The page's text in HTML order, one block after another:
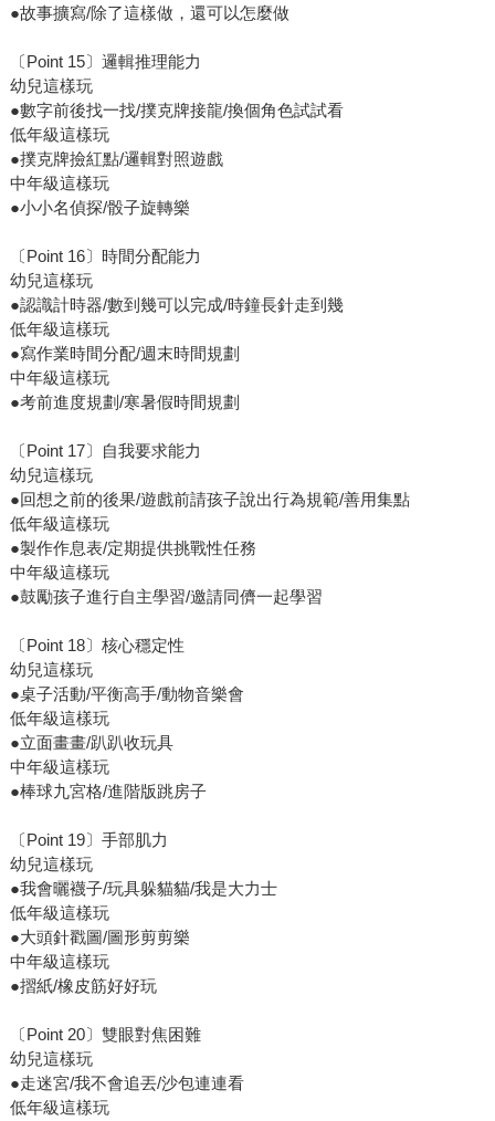
●故事擴寫/除了這樣做，還可以怎麼做
〔Point 15〕邏輯推理能力
幼兒這樣玩
●數字前後找一找/撲克牌接龍/換個角色試試看
低年級這樣玩
●撲克牌撿紅點/邏輯對照遊戲
中年級這樣玩
●小小名偵探/骰子旋轉樂
〔Point 16〕時間分配能力
幼兒這樣玩
●認識計時器/數到幾可以完成/時鐘長針走到幾
低年級這樣玩
●寫作業時間分配/週末時間規劃
中年級這樣玩
●考前進度規劃/寒暑假時間規劃
〔Point 17〕自我要求能力
幼兒這樣玩
●回想之前的後果/遊戲前請孩子說出行為規範/善用集點
低年級這樣玩
●製作作息表/定期提供挑戰性任務
中年級這樣玩
●鼓勵孩子進行自主學習/邀請同儕一起學習
〔Point 18〕核心穩定性
幼兒這樣玩
●桌子活動/平衡高手/動物音樂會
低年級這樣玩
●立面畫畫/趴趴收玩具
中年級這樣玩
●棒球九宮格/進階版跳房子
〔Point 19〕手部肌力
幼兒這樣玩
●我會曬襪子/玩具躲貓貓/我是大力士
低年級這樣玩
●大頭針戳圖/圖形剪剪樂
中年級這樣玩
●摺紙/橡皮筋好好玩
〔Point 20〕雙眼對焦困難
幼兒這樣玩
●走迷宮/我不會追丟/沙包連連看
低年級這樣玩